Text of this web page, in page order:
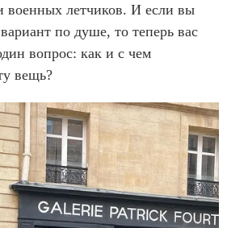
военных летчиков. И если вы
по душе, то теперь вас
вопрос: как и с чем
вещь?